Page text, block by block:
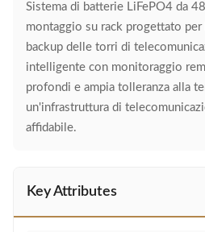
Sistema di batterie LiFePO4 da
montaggio su rack progettato
backup delle torri di
intelligente con monitoraggio
profondi e ampia tolleranza alla
un'infrastruttura di
affidabile.
Key Attributes